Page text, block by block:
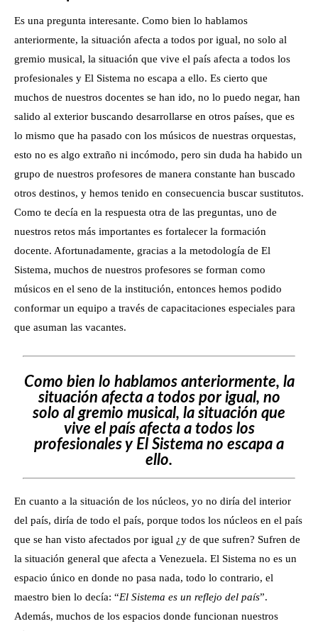
Es una pregunta interesante. Como bien lo hablamos
anteriormente, la situación afecta a todos por igual, no solo al
gremio musical, la situación que vive el país afecta a todos los
profesionales y El Sistema no escapa a ello. Es cierto que
muchos de nuestros docentes se han ido, no lo puedo negar, han
salido al exterior buscando desarrollarse en otros países, que es
lo mismo que ha pasado con los músicos de nuestras orquestas,
esto no es algo extraño ni incómodo, pero sin duda ha habido un
grupo de nuestros profesores de manera constante han buscado
otros destinos, y hemos tenido en consecuencia buscar sustitutos.
Como te decía en la respuesta otra de las preguntas, uno de
nuestros retos más importantes es fortalecer la formación
docente. Afortunadamente, gracias a la metodología de El
Sistema, muchos de nuestros profesores se forman como
músicos en el seno de la institución, entonces hemos podido
conformar un equipo a través de capacitaciones especiales para
que asuman las vacantes.
Como bien lo hablamos anteriormente, la
situación afecta a todos por igual, no
solo al gremio musical, la situación que
vive el país afecta a todos los
profesionales y El Sistema no escapa a
ello.
En cuanto a la situación de los núcleos, yo no diría del interior
del país, diría de todo el país, porque todos los núcleos en el país
que se han visto afectados por igual ¿y de que sufren? Sufren de
la situación general que afecta a Venezuela. El Sistema no es un
espacio único en donde no pasa nada, todo lo contrario, el
maestro bien lo decía: “El Sistema es un reflejo del país”.
Además, muchos de los espacios donde funcionan nuestros